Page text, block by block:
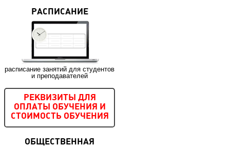
РАСПИСАНИЕ
расписание занятий для студентов
и преподавателей
РЕКВИЗИТЫ ДЛЯ
ОПЛАТЫ ОБУЧЕНИЯ И
СТОИМОСТЬ ОБУЧЕНИЯ
ОБЩЕСТВЕННАЯ